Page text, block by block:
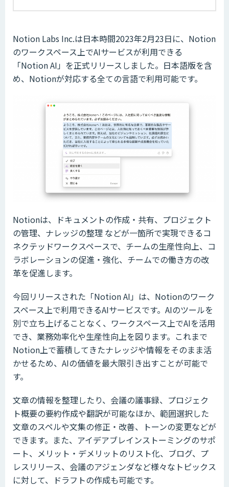
Notion Labs Inc.は日本時間2023年2月23日に、Notion
のワークスペース上でAIサービスが利用できる
「Notion AI」を正式リリースしました。日本語版を含
め、Notionが対応する全ての言語で利用可能です。
Notionは、ドキュメントの作成・共有、プロジェクト
の管理、ナレッジの整理 などが一箇所で実現できるコ
ネクテッドワークスペースで、チームの生産性向上、コ
ラボレーションの促進・強化、チームでの働き方の改
革を促進します。
今回リリースされた「Notion AI」は、Notionのワーク
スペース上で利用できるAIサービスです。AIのツールを
別で立ち上げることなく、ワークスペース上でAIを活用
でき、業務効率化や生産性向上を図ります。これまで
Notion上で蓄積してきたナレッジや情報をそのまま活
かせるため、AIの価値を最大限引き出すことが可能で
す。
文章の情報を整理したり、会議の議事録、プロジェク
ト概要の要約作成や翻訳が可能なほか、範囲選択した
文章のスペルや文集の修正・改善、トーンの変更などが
できます。また、アイデアブレインストーミングのサポ
ート、メリット・デメリットのリスト化、ブログ、プ
レスリリース、会議のアジェンダなど様々なトピックス
に対して、ドラフトの作成も可能です。